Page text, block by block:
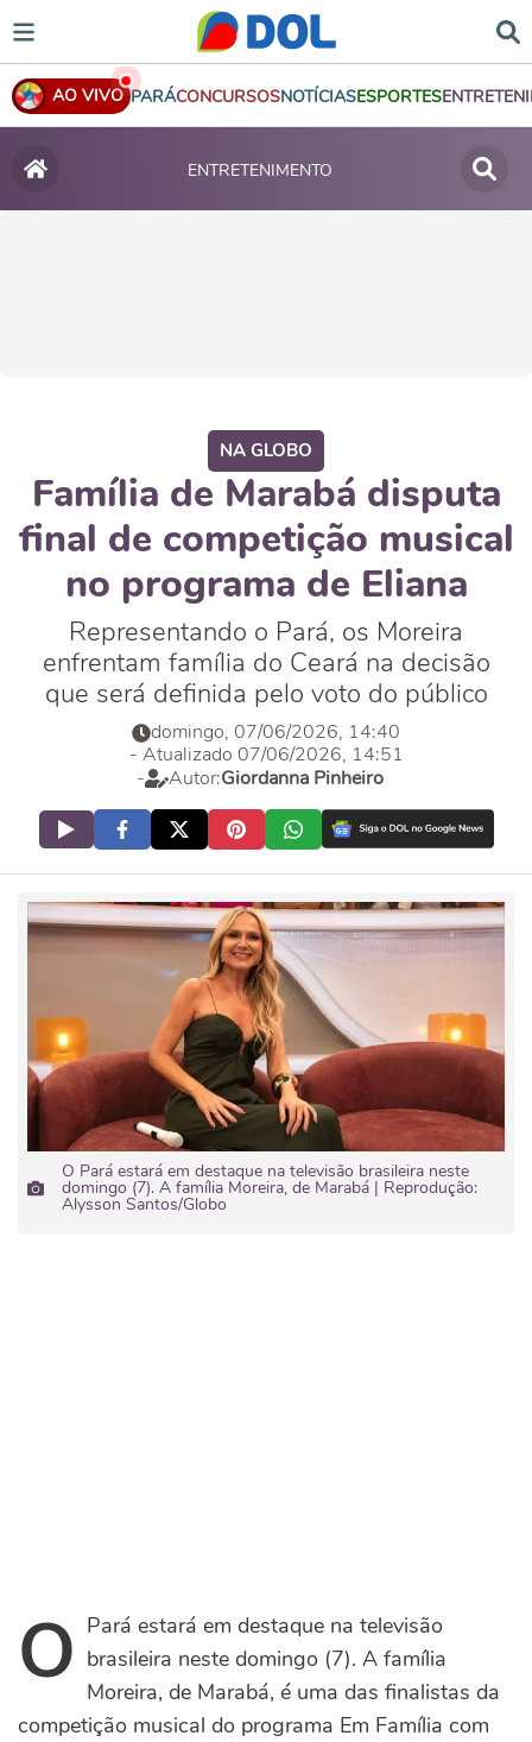
AO VIVO PARÁCONCURSOSNOTÍCIASESPORTES
ENTRETENIMENTO
NA GLOBO
Família de Marabá disputa
final de competição musical
no programa de Eliana
Representando o Pará, os Moreira
enfrentam família do Ceará na decisão
que será definida pelo voto do público
domingo, 07/06/2026, 14:40
- Atualizado 07/06/2026, 14:51
-
Autor:Giordanna Pinheiro
O Pará estará em destaque na televisão brasileira neste
domingo (7). A família Moreira, de Marabá | Reprodução:
Alysson Santos/Globo
O Pará estará em destaque na televisão
brasileira neste domingo (7). A família
Moreira, de Marabá, é uma das finalistas da
competição musical do programa Em Família com